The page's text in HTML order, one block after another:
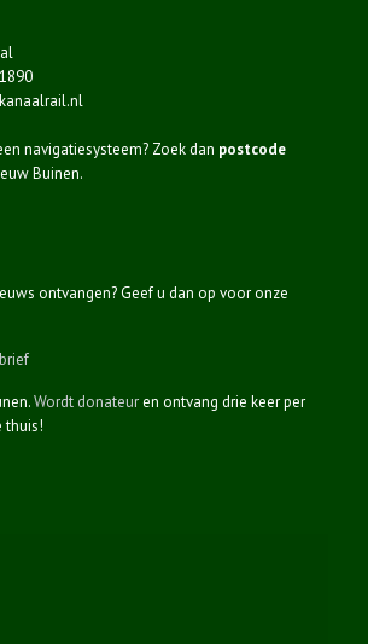
navigatiesysteem? Zoek dan postcode
Buinen.
ontvangen? Geef u dan op voor onze
Wordt donateuren ontvang drie keer per
thuis!